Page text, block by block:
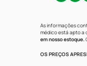
As informações
médico está apto a
em nosso estoque.
OS PREÇOS